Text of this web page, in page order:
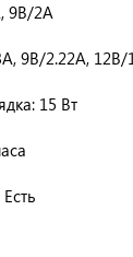
9В/2A
9В/2.22A, 12В/
15 Вт